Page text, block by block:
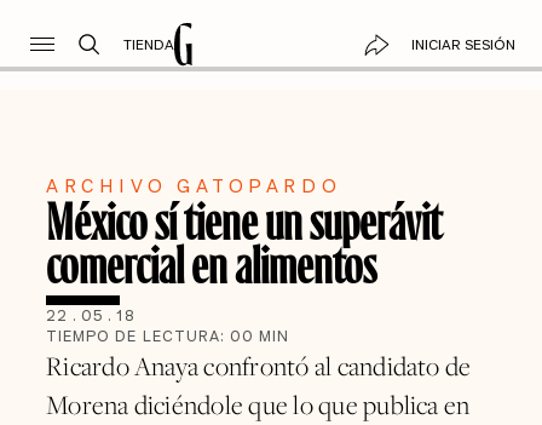
TIENDA INICIAR SESIÓN
ARCHIVO GATOPARDO
México sí tiene un superávit
comercial en alimentos
22 . 05 . 18
TIEMPO DE LECTURA: 00 MIN
Ricardo Anaya confrontó al candidato de
Morena diciéndole que lo que publica en